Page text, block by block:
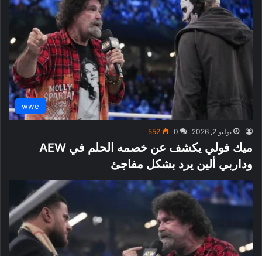
wwe
يوليو 2, 2026 0
552
ميك فولي يكشف عن خصمه الحلم في AEW
وداربي ألين يرد بشكل مفاجئ